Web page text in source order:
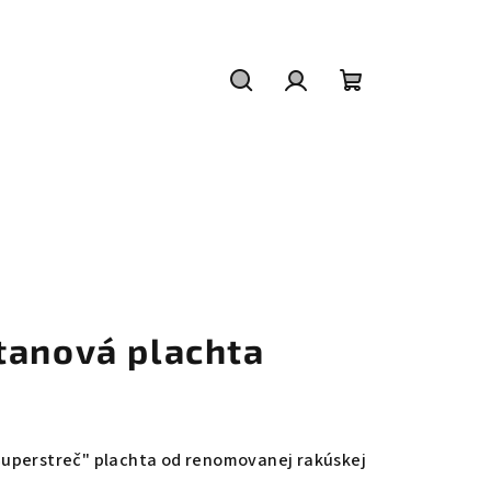
plachta
plachta od renomovanej rakúskej